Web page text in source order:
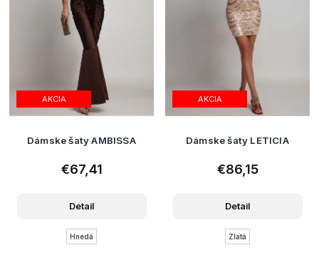
AKCIA
Dámske šaty AMBISSA
€67,41
Detail
Hnedá
AKCIA
Dámske šaty LETICIA
€86,15
Detail
Zlatá